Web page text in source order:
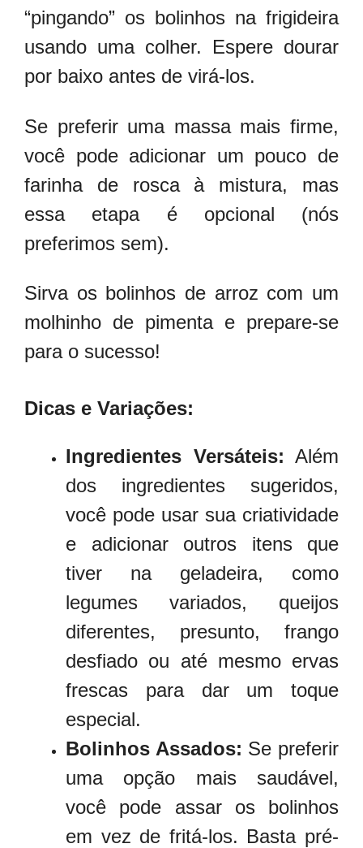
“pingando” os bolinhos na frigideira
usando uma colher. Espere dourar
por baixo antes de virá-los.
Se preferir uma massa mais firme,
você pode adicionar um pouco de
farinha de rosca à mistura, mas
essa etapa é opcional (nós
preferimos sem).
Sirva os bolinhos de arroz com um
molhinho de pimenta e prepare-se
para o sucesso!
Dicas e Variações:
Ingredientes Versáteis: Além
dos ingredientes sugeridos,
você pode usar sua criatividade
e adicionar outros itens que
tiver na geladeira, como
legumes variados, queijos
diferentes, presunto, frango
desfiado ou até mesmo ervas
frescas para dar um toque
especial.
Bolinhos Assados: Se preferir
uma opção mais saudável,
você pode assar os bolinhos
em vez de fritá-los. Basta pré-